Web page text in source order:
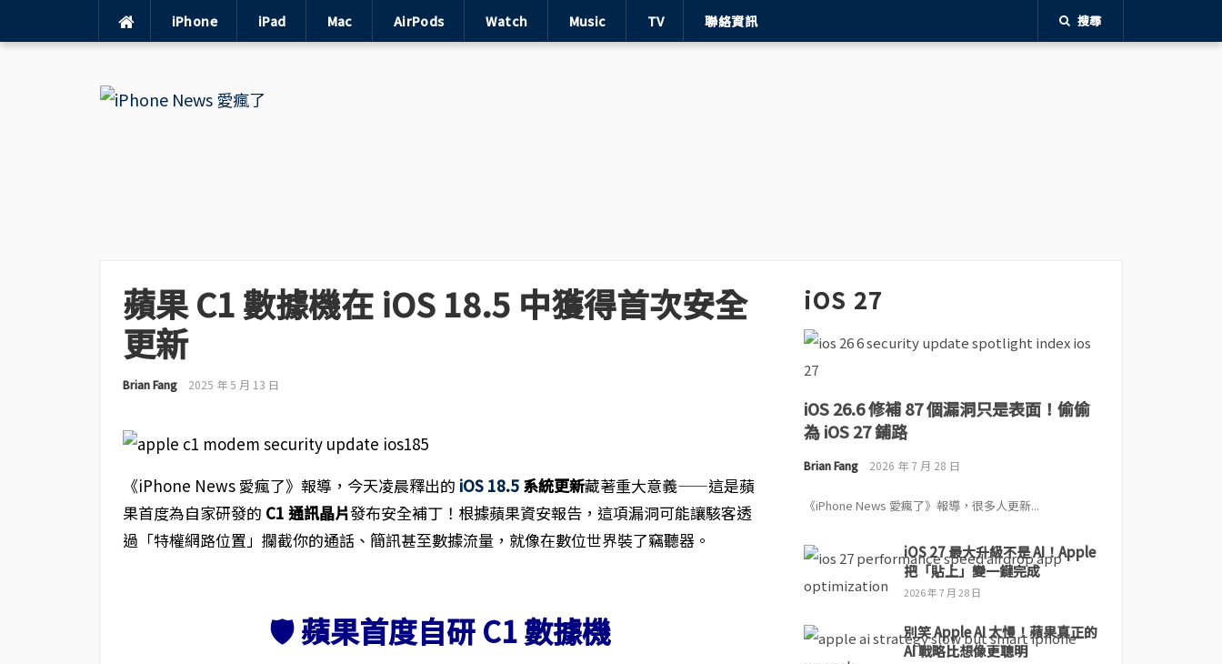
iPhone iPad Mac AirPods Watch Music TV 聯絡資訊 搜尋
蘋果 C1 數據機在 iOS 18.5 中獲得首次安全
更新
Brian Fang 2025 年 5 月 13 日
《iPhone News 愛瘋了》報導，今天凌晨釋出的 iOS 18.5系統更新藏著重大意義——這是蘋
果首度為自家研發的 C1 通訊晶片發布安全補丁！根據蘋果資安報告，這項漏洞可能讓駭客透
過「特權網路位置」攔截你的通話、簡訊甚至數據流量，就像在數位世界裝了竊聽器。
🛡️ 蘋果首度自研 C1 數據機
iOS 27
iOS 26.6 修補 87 個漏洞只是表面！偷偷
為 iOS 27 鋪路
Brian Fang 2026 年 7 月 28 日
《iPhone News 愛瘋了》報導，很多人更新...
iOS 27 最大升級不是 AI！Apple
把「貼上」變一鍵完成
2026 年 7 月 28 日
別笑 Apple AI 太慢！蘋果真正的
AI 戰略比想像更聰明